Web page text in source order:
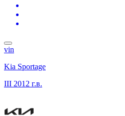
vin
Kia Sportage
III 2012 г.в.